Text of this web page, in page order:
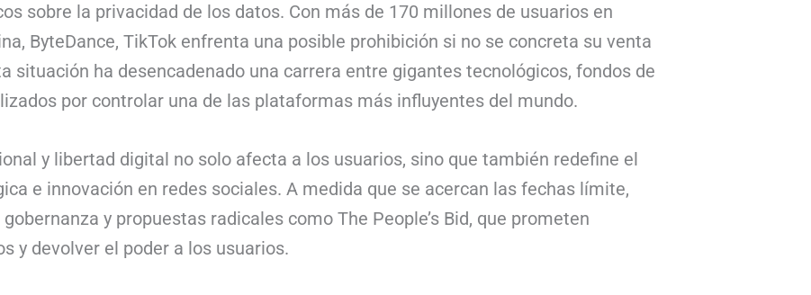
sobre la privacidad de los datos. Con más de 170 millones de usuarios en
ByteDance, TikTok enfrenta una posible prohibición si no se concreta su venta
situación ha desencadenado una carrera entre gigantes tecnológicos, fondos de
por controlar una de las plataformas más influyentes del mundo.
y libertad digital no solo afecta a los usuarios, sino que también redefine el
e innovación en redes sociales. A medida que se acercan las fechas límite,
y propuestas radicales como The People’s Bid, que prometen
y devolver el poder a los usuarios.